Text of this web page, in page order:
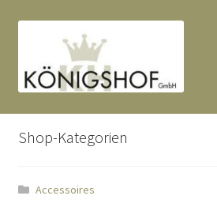
Navigation
springen
springen
Start
Anlässe
Shop-Kategorien
Accessoires